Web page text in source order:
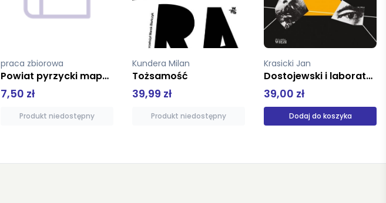
Kundera Milan
Tożsamość
39,99 zł
Produkt niedostępny
Krasicki Jan
39,00 zł
Dodaj do koszyka
Stankiewicz Piotr
Sztuka życia według stoików
39,99 zł
Produkt niedostępny